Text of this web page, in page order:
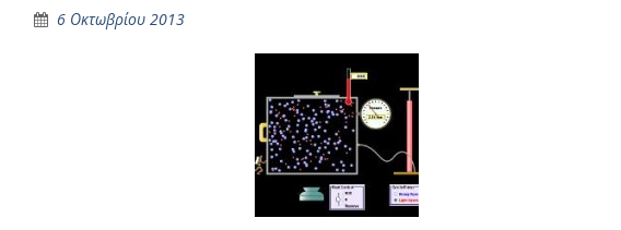
6 Οκτωβρίου 2013